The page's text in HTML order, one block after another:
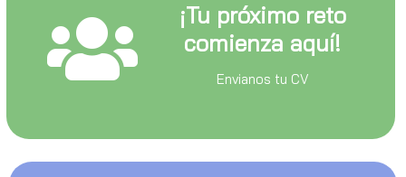
¡Tu próximo reto
comienza aquí!
Envianos tu CV